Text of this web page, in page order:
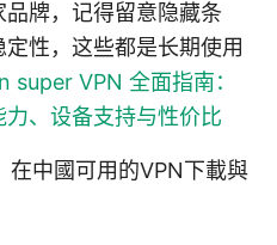
牌，记得留意隐藏条
性，这些都是长期使用
super VPN 全面指南：
、设备支持与性价比
中國可用的VPN下載與